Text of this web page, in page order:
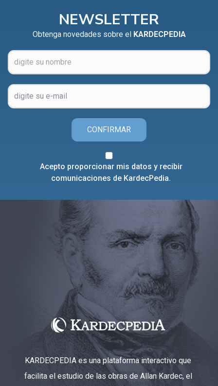
NEWSLETTER
Obtenga novedades sobre el KARDECPEDIA
CONFIRMAR
Acepto proporcionar mis datos y recibir
comunicaciones de KardecPedia.
KARDECPEDIA es una plataforma interactivo que
facilita el estudio de las obras de Allan Kardec, el